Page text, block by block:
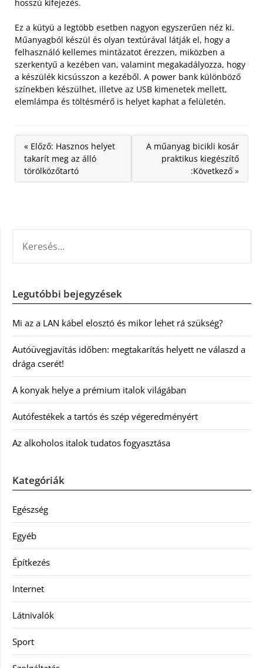
hosszú kifejezés.
Ez a kütyü a legtöbb esetben nagyon egyszerűen néz ki.
Műanyagból készül és olyan textúrával látják el, hogy a
felhasználó kellemes mintázatot érezzen, miközben a
szerkentyű a kezében van, valamint megakadályozza, hogy
a készülék kicsússzon a kezéből. A power bank különböző
színekben készülhet, illetve az USB kimenetek mellett,
elemlámpa és töltésmérő is helyet kaphat a felületén.
« Előző: Hasznos helyet
takarít meg az álló
törölközőtartó
A műanyag bicikli kosár
praktikus kiegészítő
:Következő »
Legutóbbi bejegyzések
Mi az a LAN kábel elosztó és mikor lehet rá szükség?
Autóüvegjavítás időben: megtakarítás helyett ne válaszd a
drága cserét!
A konyak helye a prémium italok világában
Autófestékek a tartós és szép végeredményért
Az alkoholos italok tudatos fogyasztása
Kategóriák
Egészség
Egyéb
Építkezés
Internet
Látnivalók
Sport